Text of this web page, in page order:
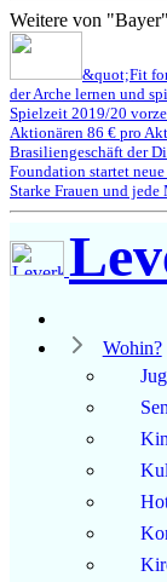
Weitere von "Bayer"
&quot;Fit
der Arche lernen und
Spielzeit 2019/20
Aktionären 86 € pro
Brasiliengeschäft der
Foundation startet
Starke Frauen und
Wohin?